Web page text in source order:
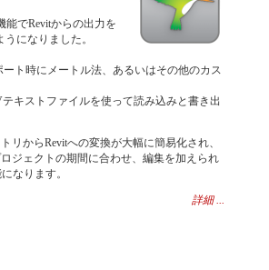
能でRevitからの出力を
になりました。
ート時にメートル法、あるいはその他のカス
キストファイルを使って読み込みと書き出
リからRevitへの変換が大幅に簡易化され、
ジェクトの期間に合わせ、編集を加えられ
なります。
詳細 ...